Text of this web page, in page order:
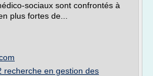
sociaux sont confrontés à
plus fortes de...
recherche en gestion des